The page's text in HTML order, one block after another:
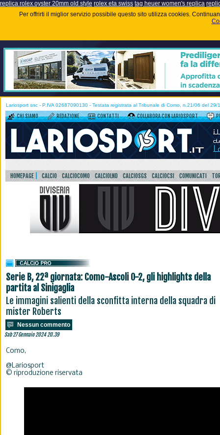
replica rolex oyster 20mm old style rolex eta swiss tag heuer women's replica
Per offrirti il miglior servizio possibile questo sito utilizza cookies.
Lariosport snc - P.IVA 02687090130 - Testata registrata al Tribunale di Como, n.21/06 del 29/
CHI SIAMO REDAZIONE CONTATTI COLLABORA CON LARIOSPORT
HOMEPAGE CALCIO CALCIOCOMO CALCIOLND CALCIOSGS CALCIOCSI COMUNICATI
Serie B, 22ª giornata: Como-Ascoli 0-2, gli highlights della
partita al Sinigaglia
Le immagini salienti della sconfitta interna della squadra di
mister Roberts
Nessun commento
Sab 27 Gennaio 2024 20.39
Como,
@Lariosport
© riproduzione riservata